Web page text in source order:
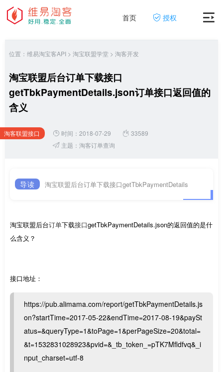
首页 授权
位置： 维易淘宝客API > 淘宝联盟学堂 > 淘客开发
淘宝联盟后台订单下载接口
getTbkPaymentDetails.json订单接口返回值的
含义
淘客联盟接口
时间：2018-07-29
33589
主题： 淘客订单查询
导读 淘宝联盟后台订单下载接口getTbkPaymentDetails
淘宝联盟后台订单下载接口getTbkPaymentDetails.json的返回值的是什
么含义？
接口地址：
https://pub.alimama.com/report/getTbkPaymentDetails.js
on?startTime=2017-05-22&endTime=2017-08-19&paySt
atus=&queryType=1&toPage=1&perPageSize=20&total=
&t=1532831028923&pvid=&_tb_token_=pTK7Mfldfvq&_i
nput_charset=utf-8